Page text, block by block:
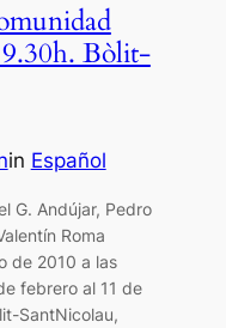
Bòlit-
in Español
G. Andújar, Pedro
Roma
de 2010 a las
febrero al 11 de
SantNicolau,